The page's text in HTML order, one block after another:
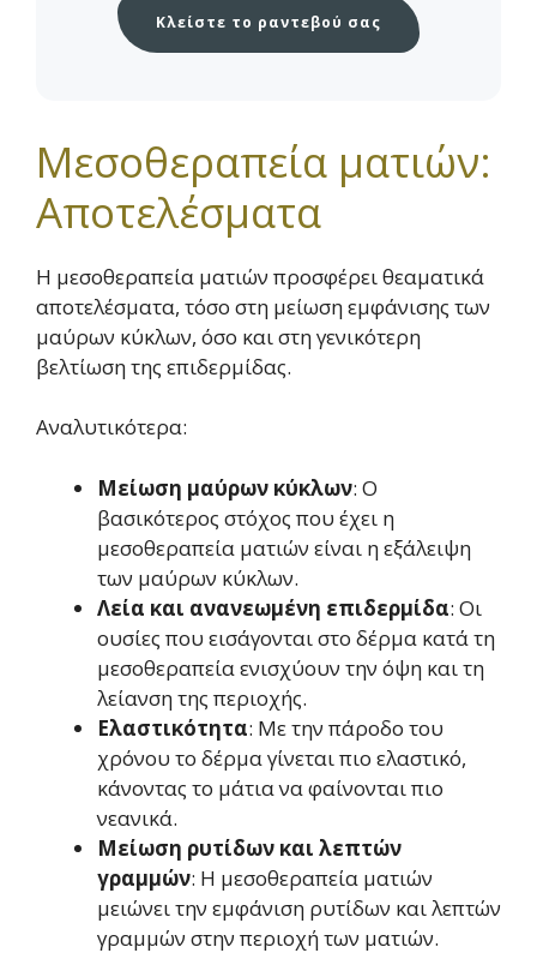
Κλείστε το ραντεβού σας
Μεσοθεραπεία ματιών:
Αποτελέσματα
Η μεσοθεραπεία ματιών προσφέρει θεαματικά
αποτελέσματα, τόσο στη μείωση εμφάνισης των
μαύρων κύκλων, όσο και στη γενικότερη
βελτίωση της επιδερμίδας.
Αναλυτικότερα:
Μείωση μαύρων κύκλων: Ο
βασικότερος στόχος που έχει η
μεσοθεραπεία ματιών είναι η εξάλειψη
των μαύρων κύκλων.
Λεία και ανανεωμένη επιδερμίδα: Οι
ουσίες που εισάγονται στο δέρμα κατά τη
μεσοθεραπεία ενισχύουν την όψη και τη
λείανση της περιοχής.
Ελαστικότητα: Με την πάροδο του
χρόνου το δέρμα γίνεται πιο ελαστικό,
κάνοντας το μάτια να φαίνονται πιο
νεανικά.
Μείωση ρυτίδων και λεπτών
γραμμών: Η μεσοθεραπεία ματιών
μειώνει την εμφάνιση ρυτίδων και λεπτών
γραμμών στην περιοχή των ματιών.